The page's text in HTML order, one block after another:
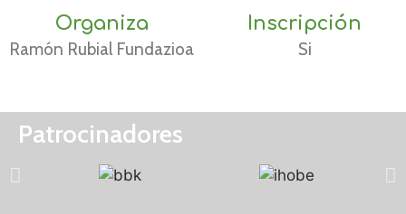
Organiza
Ramón Rubial Fundazioa
Inscripción
Si
Patrocinadores